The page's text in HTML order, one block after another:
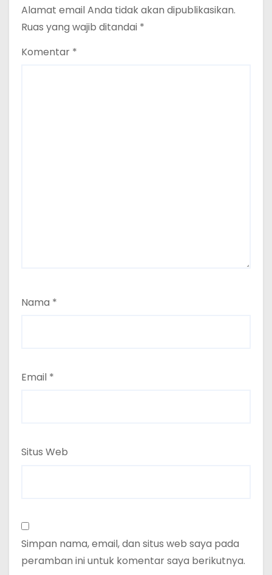
Alamat email Anda tidak akan dipublikasikan.
Ruas yang wajib ditandai *
Komentar *
Nama *
Email *
Situs Web
Simpan nama, email, dan situs web saya pada
peramban ini untuk komentar saya berikutnya.